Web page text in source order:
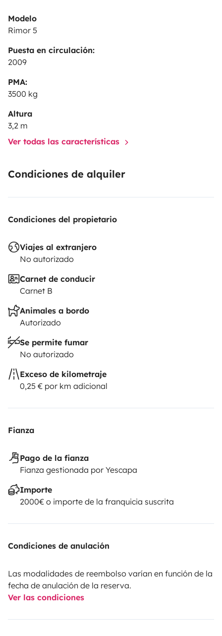
Modelo
Rimor 5
Puesta en circulación:
2009
PMA:
3500 kg
Altura
3,2 m
Ver todas las características
Condiciones de alquiler
Condiciones del propietario
Viajes al extranjero
No autorizado
Carnet de conducir
Carnet B
Animales a bordo
Autorizado
Se permite fumar
No autorizado
Exceso de kilometraje
0,25 € por km adicional
Fianza
Pago de la fianza
Fianza gestionada por Yescapa
Importe
2000€ o importe de la franquicia suscrita
Condiciones de anulación
Las modalidades de reembolso varían en función de la
fecha de anulación de la reserva.
Ver las condiciones